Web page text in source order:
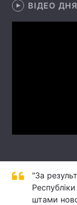
Здоров'я
Контакти
Послуги
ВІДЕО ДНЯ
"За
штами